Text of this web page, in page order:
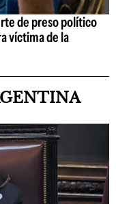
de preso político
víctima de la